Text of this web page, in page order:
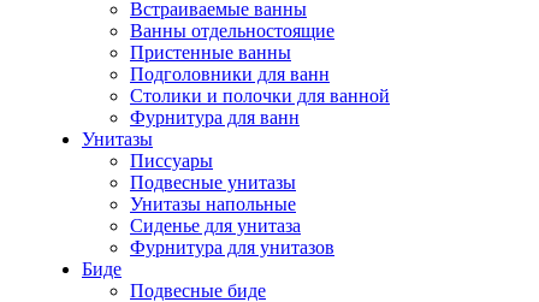
Встраиваемые ванны
Ванны отдельностоящие
Пристенные ванны
Подголовники для ванн
Столики и полочки для ванной
Фурнитура для ванн
Унитазы
Писсуары
Подвесные унитазы
Унитазы напольные
Сиденье для унитаза
Фурнитура для унитазов
Биде
Подвесные биде